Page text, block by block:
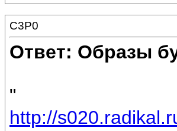
C3P0
Ответ: Образы
"
http://